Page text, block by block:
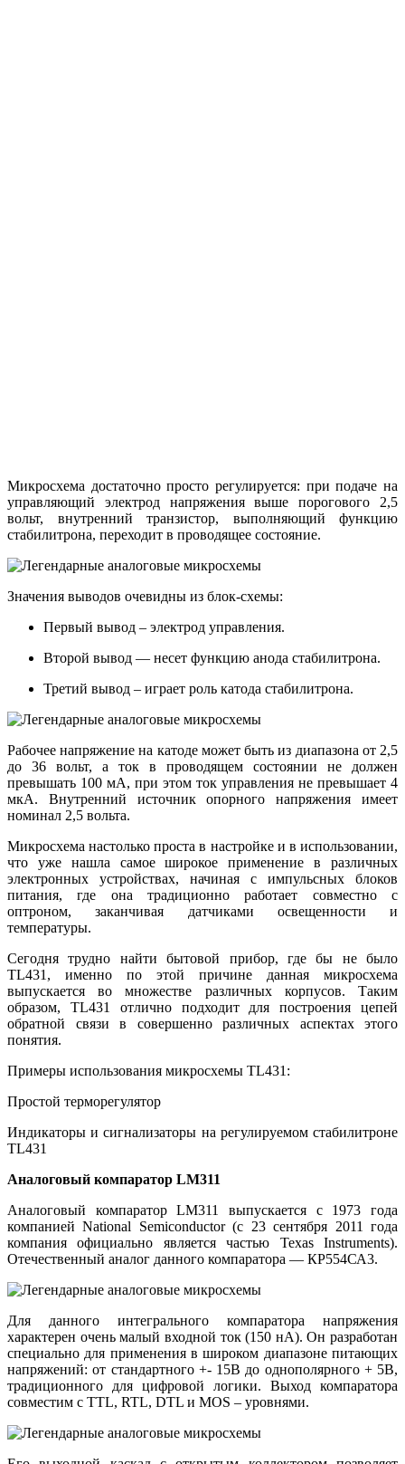
Микросхема достаточно просто регулируется: при подаче на
управляющий электрод напряжения выше порогового 2,5
вольт, внутренний транзистор, выполняющий функцию
стабилитрона, переходит в проводящее состояние.
Значения выводов очевидны из блок-схемы:
Первый вывод – электрод управления.
Второй вывод — несет функцию анода стабилитрона.
Третий вывод – играет роль катода стабилитрона.
Рабочее напряжение на катоде может быть из диапазона от 2,5
до 36 вольт, а ток в проводящем состоянии не должен
превышать 100 мА, при этом ток управления не превышает 4
мкА. Внутренний источник опорного напряжения имеет
номинал 2,5 вольта.
Микросхема настолько проста в настройке и в использовании,
что уже нашла самое широкое применение в различных
электронных устройствах, начиная с импульсных блоков
питания, где она традиционно работает совместно с
оптроном, заканчивая датчиками освещенности и
температуры.
Сегодня трудно найти бытовой прибор, где бы не было
TL431, именно по этой причине данная микросхема
выпускается во множестве различных корпусов. Таким
образом, TL431 отлично подходит для построения цепей
обратной связи в совершенно различных аспектах этого
понятия.
Примеры использования микросхемы TL431:
Простой терморегулятор
Индикаторы и сигнализаторы на регулируемом стабилитроне
TL431
Аналоговый компаратор LM311
Аналоговый компаратор LM311 выпускается с 1973 года
компанией National Semiconductor (с 23 сентября 2011 года
компания официально является частью Texas Instruments).
Отечественный аналог данного компаратора — КР554СА3.
Для данного интегрального компаратора напряжения
характерен очень малый входной ток (150 нА). Он разработан
специально для применения в широком диапазоне питающих
напряжений: от стандартного +- 15В до однополярного + 5В,
традиционного для цифровой логики. Выход компаратора
совместим с TTL, RTL, DTL и MOS – уровнями.